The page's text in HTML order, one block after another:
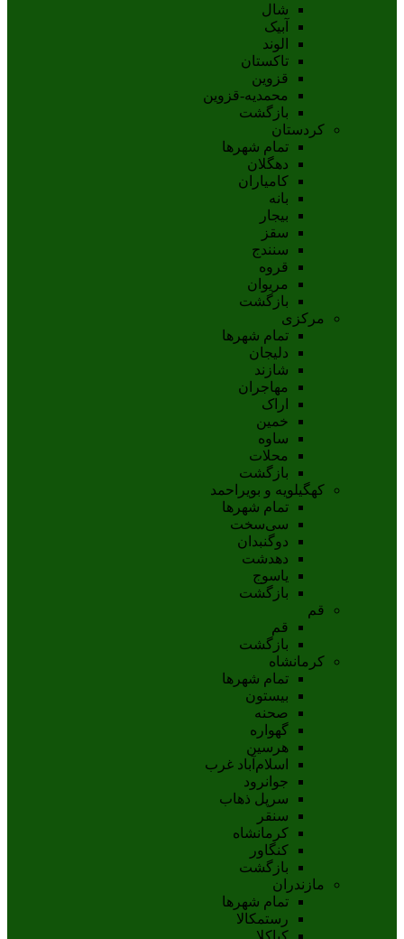
شال
آبيک
الوند
تاکستان
قزوين
محمديه-قزوين
بازگشت
کردستان
تمام شهر‌ها
دهگلان
کامیاران
بانه
بيجار
سقز
سنندج
قروه
مريوان
بازگشت
مرکزی
تمام شهر‌ها
دلیجان
شازند
مهاجران
اراک
خمين
ساوه
محلات
بازگشت
کهگیلویه و بویراحمد
تمام شهر‌ها
سی‌سخت
دوگنبدان
دهدشت
ياسوج
بازگشت
قم
قم
بازگشت
کرمانشاه
تمام شهر‌ها
بیستون
صحنه
گهواره
هرسین
اسلام‌‌آباد غرب
جوانرود
سرپل ذهاب
سنقر
کرمانشاه
کنگاور
بازگشت
مازندران
تمام شهر‌ها
رستمکالا
کیاکلا